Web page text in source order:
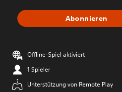
Abonnieren
Offline-Spiel aktiviert
1 Spieler
Unterstützung von Remote Play